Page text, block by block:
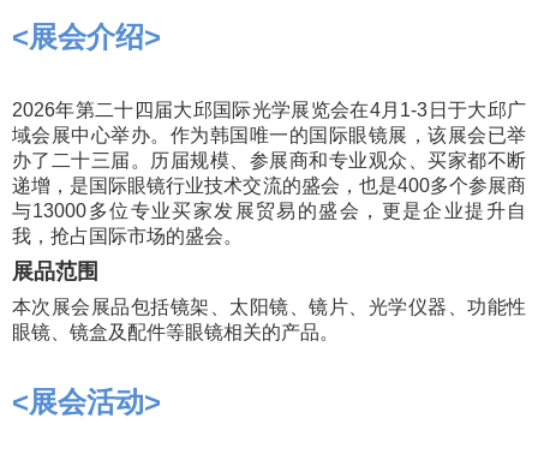
<展会介绍>
2026年第二十四届大邱国际光学展览会在4月1-3日于大邱广
域会展中心举办。作为韩国唯一的国际眼镜展，该展会已举
办了二十三届。 历届规模、参展商和专业观众、买家都不断
递增，是国际眼镜行业技术交流的盛会，也是400多个参展商
与13000多位专业买家发展贸易的盛会，更是企业提升自
我，抢占国际市场的盛会。
展品范围
本次展会展品包括镜架、太阳镜、镜片、光学仪器、功能性
眼镜、镜盒及配件等眼镜相关的产品。
<展会活动>